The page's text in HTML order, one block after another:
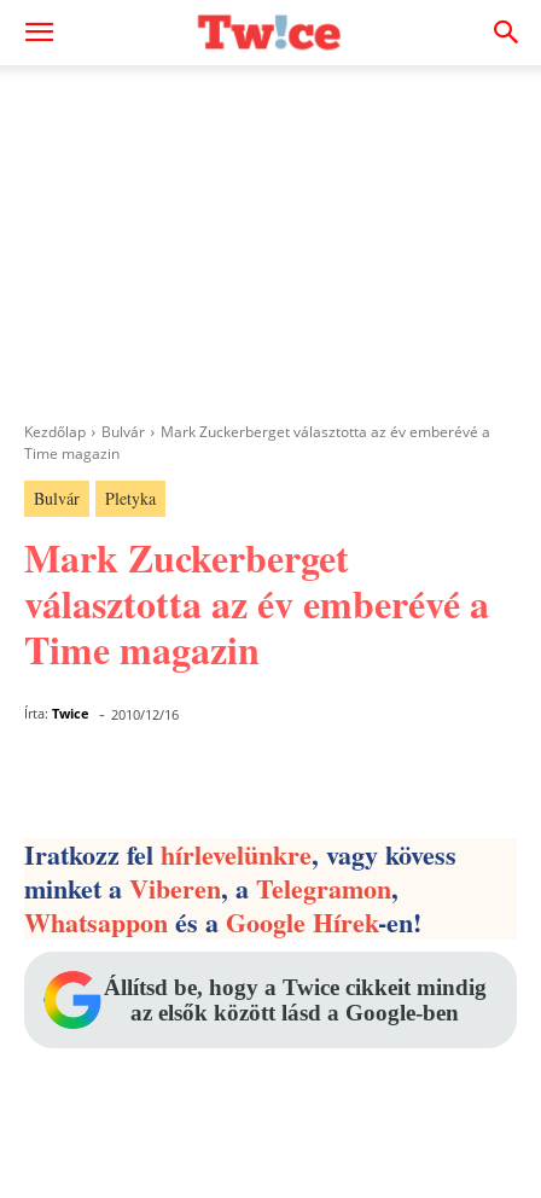
Kezdőlap Bulvár
Mark Zuckerberget választotta az év emberévé a
Time magazin
Bulvár Pletyka
Mark Zuckerberget
választotta az év emberévé a
Time magazin
Írta: Twice - 2010/12/16
Iratkozz felhírlevelünkre, vagy kövess
minket aViberen, aTelegramon,
Whatsapponés aGoogle Hírek-en!
Állítsd be, hogy a Twice cikkeit mindig
az elsők között lásd a Google-ben